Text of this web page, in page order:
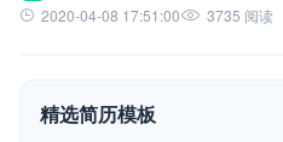
AI 翻译简历
AI 模拟面试
2020-04-08 17:51:00
3735 阅读
精选简历模板